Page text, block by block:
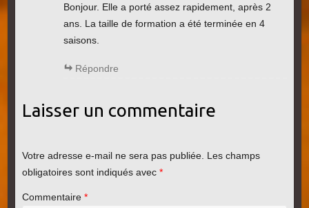
Bonjour. Elle a porté assez rapidement, après 2
ans. La taille de formation a été terminée en 4
saisons.
Répondre
Laisser un commentaire
Votre adresse e-mail ne sera pas publiée. Les champs
obligatoires sont indiqués avec *
Commentaire *